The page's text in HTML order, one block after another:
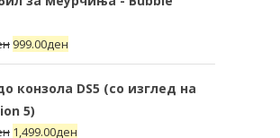
999.00ден
конзола DS5 (со изглед на
5)
1,499.00ден